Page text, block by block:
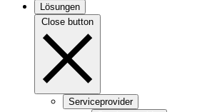
Lösungen
Close button
Serviceprovider